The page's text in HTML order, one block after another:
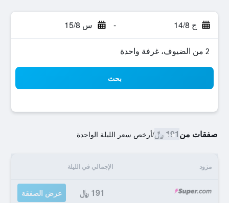
ج 14/8 - س 15/8
2 من الضيوف، غرفة واحدة
بحث
صفقات من191 ﷼ /أرخص سعر الليلة الواحدة
مزود الإجمالي في الليلة
191 ﷼ عرض الصفقة